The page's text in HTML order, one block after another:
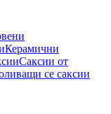
Керамични
Саксии от
се саксии